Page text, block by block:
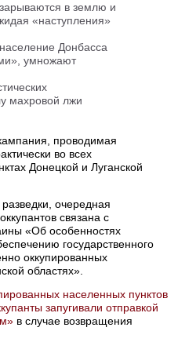
в землю и
«наступления»
Донбасса
умножают
махровой лжи
проводимая
во всех
Донецкой и Луганской
очередная
связана с
«Об особенностях
государственного
оккупированных
областях».
населенных пунктов
запугивали отправкой
в случае возвращения